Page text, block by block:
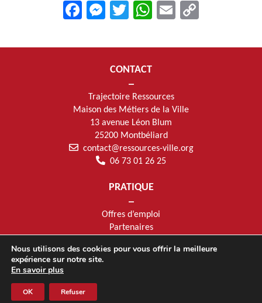
Facebook
Messenger
TwitterWhatsApp
Email
CONTACT
Trajectoire Ressources
Maison des Métiers de la Ville
13 avenue Léon Blum
25200 Montbéliard
contact@ressources-ville.org
06 73 01 26 25
PRATIQUE
Offres d’emploi
Partenaires
SUIVEZ-NOUS
Nous utilisons des cookies pour vous offrir la meilleure
expérience sur notre site.
En savoir plus
OK Refuser